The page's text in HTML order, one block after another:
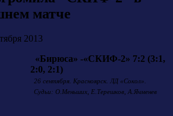
матче
2013
«Бирюса» -«СКИФ-2» 7:2 (3:1,
2:0, 2:1)
26 сентября. Красноярск. ЛД «Сокол».
Судьи: О.Меньших, Е.Терешков, А.Ячменев